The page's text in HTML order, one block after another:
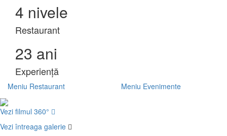
4 nivele
Restaurant
23 ani
Experiență
Meniu Restaurant Meniu Evenimente
Vezi filmul 360°
Vezi întreaga galerie